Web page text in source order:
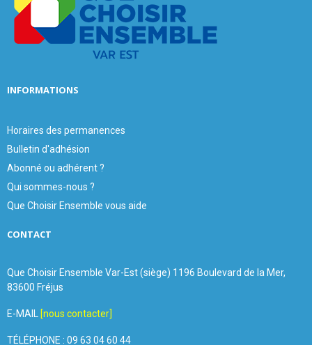
INFORMATIONS
Horaires des permanences
Bulletin d'adhésion
Abonné ou adhérent ?
Qui sommes-nous ?
Que Choisir Ensemble vous aide
CONTACT
Que Choisir Ensemble Var-Est (siège) 1196 Boulevard de la Mer,
83600 Fréjus
E-MAIL [nous contacter]
TÉLÉPHONE : 09 63 04 60 44